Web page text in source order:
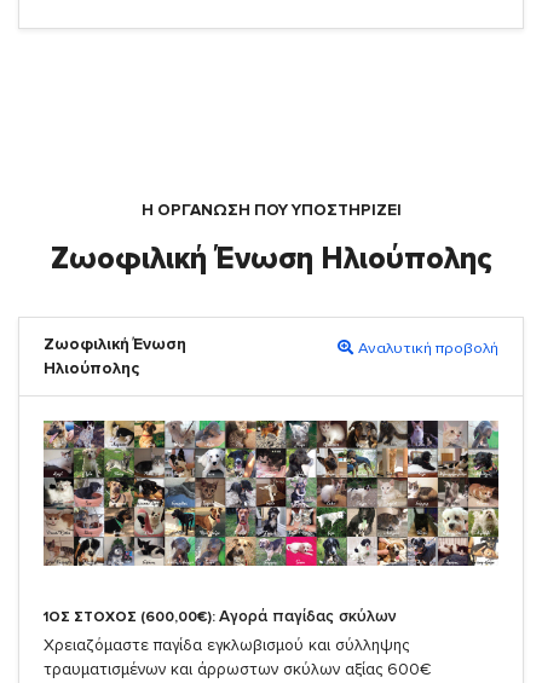
Η ΟΡΓΆΝΩΣΗ ΠΟΥ ΥΠΟΣΤΗΡΙΖΕΙ
Ζωοφιλική Ένωση Ηλιούπολης
Ζωοφιλική Ένωση
Ηλιούπολης
Αναλυτική προβολή
1ΟΣ ΣΤΟΧΟΣ (600,00€): Αγορά παγίδας σκύλων
Χρειαζόμαστε παγίδα εγκλωβισμού και σύλληψης
τραυματισμένων και άρρωστων σκύλων αξίας 600€